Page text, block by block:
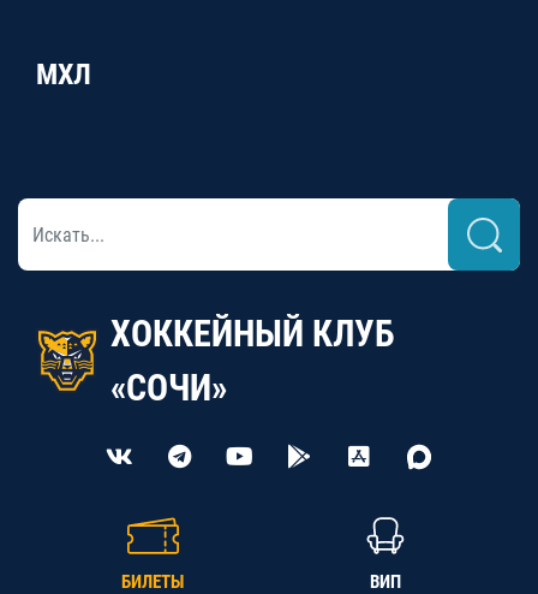
МХЛ
ХОККЕЙНЫЙ КЛУБ
«СОЧИ»
БИЛЕТЫ ВИП